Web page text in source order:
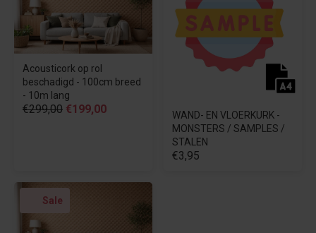
Acousticork op rol
beschadigd - 100cm breed
- 10m lang
€299,00 €199,00
WAND- EN VLOERKURK -
MONSTERS / SAMPLES /
STALEN
€3,95
Sale